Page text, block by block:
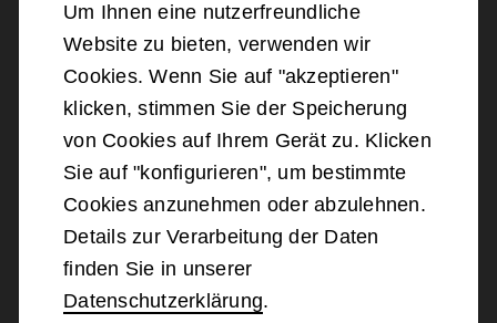
2026Bundesministerium für Landesverteidigung
Barrierefreiheit
Datenschutz
Kontakt
Um Ihnen eine nutzerfreundliche
Website zu bieten, verwenden wir
Cookies. Wenn Sie auf "akzeptieren"
klicken, stimmen Sie der Speicherung
von Cookies auf Ihrem Gerät zu. Klicken
Sie auf "konfigurieren", um bestimmte
Cookies anzunehmen oder abzulehnen.
Details zur Verarbeitung der Daten
finden Sie in unserer
Datenschutzerklärung.